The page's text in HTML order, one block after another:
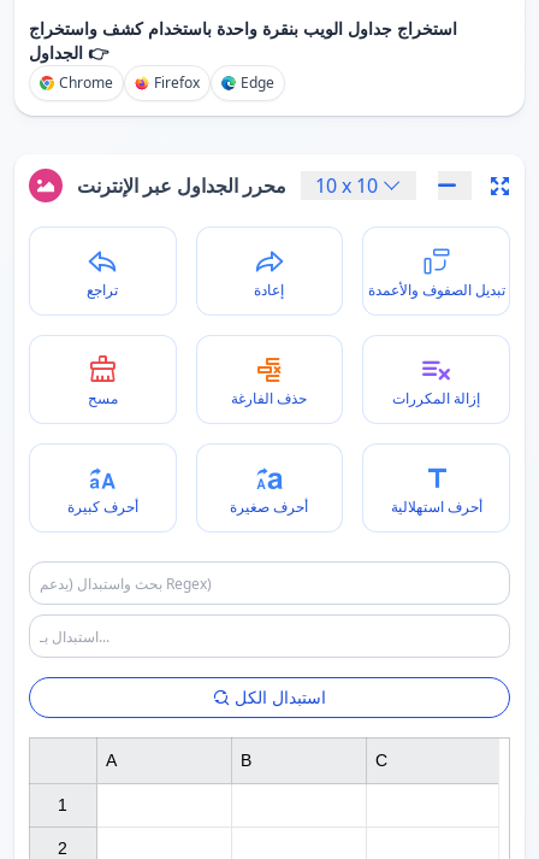
استخراج جداول الويب بنقرة واحدة باستخدام كشف واستخراج
الجداول 👉
Chrome Firefox Edge
محرر الجداول عبر الإنترنت 10x 10
تراجع إعادة تبديل الصفوف والأعمدة
مسح حذف الفارغة إزالة المكررات
أحرف كبيرة أحرف صغيرة أحرف استهلالية
استبدال الكل
1
2
A B C